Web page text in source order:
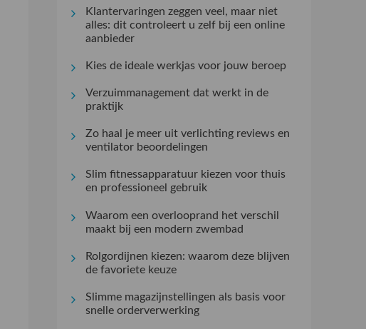
Klantervaringen zeggen veel, maar niet
alles: dit controleert u zelf bij een online
aanbieder
Kies de ideale werkjas voor jouw beroep
Verzuimmanagement dat werkt in de
praktijk
Zo haal je meer uit verlichting reviews en
ventilator beoordelingen
Slim fitnessapparatuur kiezen voor thuis
en professioneel gebruik
Waarom een overlooprand het verschil
maakt bij een modern zwembad
Rolgordijnen kiezen: waarom deze blijven
de favoriete keuze
Slimme magazijnstellingen als basis voor
snelle orderverwerking